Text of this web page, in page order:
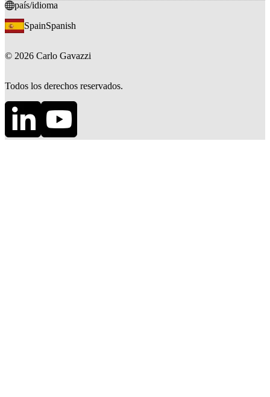
país/idioma
SpainSpanish
© 2026 Carlo Gavazzi
Todos los derechos reservados.